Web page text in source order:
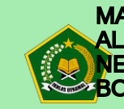
content